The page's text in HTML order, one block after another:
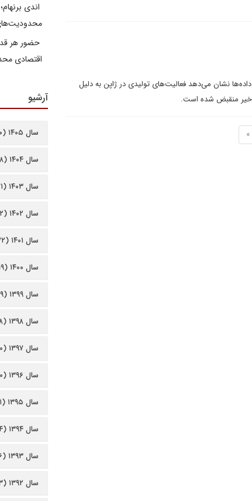
نشان می‌دهد فعالیت‌های تولیدی در ژاپن به دلیل
اخیر منقبض شده است.
»
اندی
حضور هر
اقتصادی
آرشیو
سال ۱۴۰۵ (۲۳۰)
سال ۱۴۰۴ (۸۲۸)
سال ۱۴۰۳ (۶۷۱)
سال ۱۴۰۲ (۵۳۲)
سال ۱۴۰۱ (۴۷۲)
سال ۱۴۰۰ (۷۱۹)
سال ۱۳۹۹ (۶۸۹)
سال ۱۳۹۸ (۵۴۸)
سال ۱۳۹۷ (۴۷۰)
سال ۱۳۹۶ (۳۴۰)
سال ۱۳۹۵ (۲۲۱)
سال ۱۳۹۴ (۲۸۴)
سال ۱۳۹۳ (۴۱۶)
سال ۱۳۹۲ (۵۹۳)